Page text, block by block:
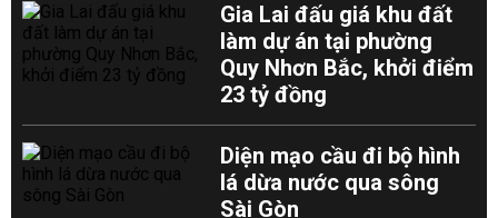
Gia Lai đấu giá khu đất
làm dự án tại phường
Quy Nhơn Bắc, khởi điểm
23 tỷ đồng
Diện mạo cầu đi bộ hình
lá dừa nước qua sông
Sài Gòn